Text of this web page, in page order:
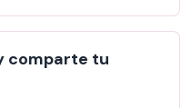
comparte tu